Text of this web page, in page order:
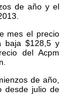
de año y el
mes el precio
baja $128,5 y
del Acpm
de año,
desde julio de